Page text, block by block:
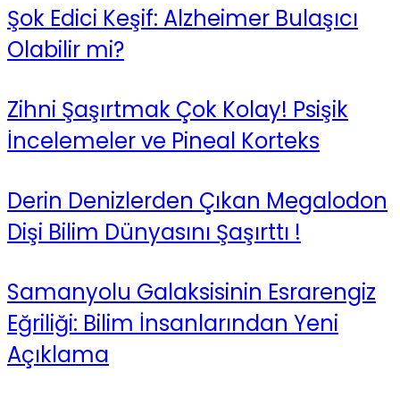
Şok Edici Keşif: Alzheimer Bulaşıcı
Olabilir mi?
Zihni Şaşırtmak Çok Kolay! Psişik
İncelemeler ve Pineal Korteks
Derin Denizlerden Çıkan Megalodon
Dişi Bilim Dünyasını Şaşırttı !
Samanyolu Galaksisinin Esrarengiz
Eğriliği: Bilim İnsanlarından Yeni
Açıklama